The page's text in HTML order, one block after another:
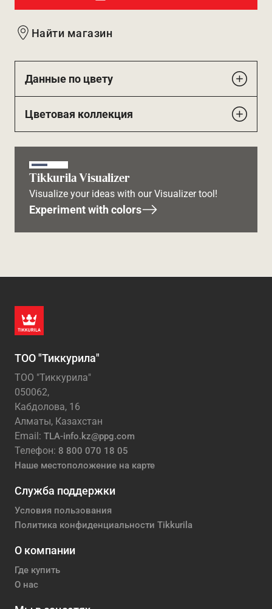
Найти магазин
Данные по цвету
Цветовая коллекция
Tikkurila Visualizer
Visualize your ideas with our Visualizer tool!
Experiment with colors
ТОО "Тиккурила"
ТОО "Тиккурила"
050062,
Кабдолова, 16
Алматы, Казахстан
Email: TLA-info.kz@ppg.com
Телефон: 8 800 070 18 05
Наше местоположение на карте
Служба поддержки
Условия пользования
Политика конфиденциальности Tikkurila
О компании
Где купить
О нас